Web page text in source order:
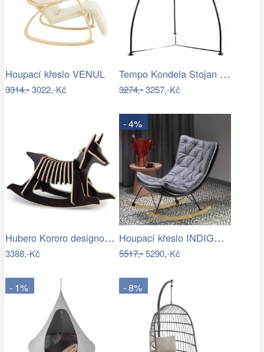
Houpací křeslo VENUL
3314,-3022,-Kč
Tempo Kondela Stojan na závěsné křeslo…
3274,-3257,-Kč
Hubero Kororo designové houpací psi…
3388,-Kč
- 4%
Houpací křeslo INDIGO Halmar
5517,-5290,-Kč
- 1% - 8%